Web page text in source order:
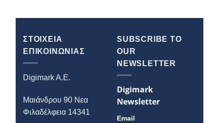
ΣΤΟΙΧΕΙΑ
ΕΠΙΚΟΙΝΩΝΙΑΣ
Digimark A.E.
Μαιάνδρου 90 Νεα
Φιλαδέλφεια 14341
SUBSCRIBE TO
OUR
NEWSLETTER
Digimark
Newsletter
Email